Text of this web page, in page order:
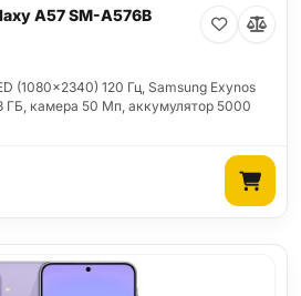
A57 SM-A576B
(1080x2340) 120 Гц, Samsung Exynos
ГБ, камера 50 Мп, аккумулятор 5000